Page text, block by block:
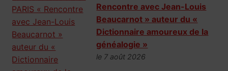
Rencontre avec Jean-Louis
Beaucarnot » auteur du «
Dictionnaire amoureux de la
généalogie »
le 7 août 2026